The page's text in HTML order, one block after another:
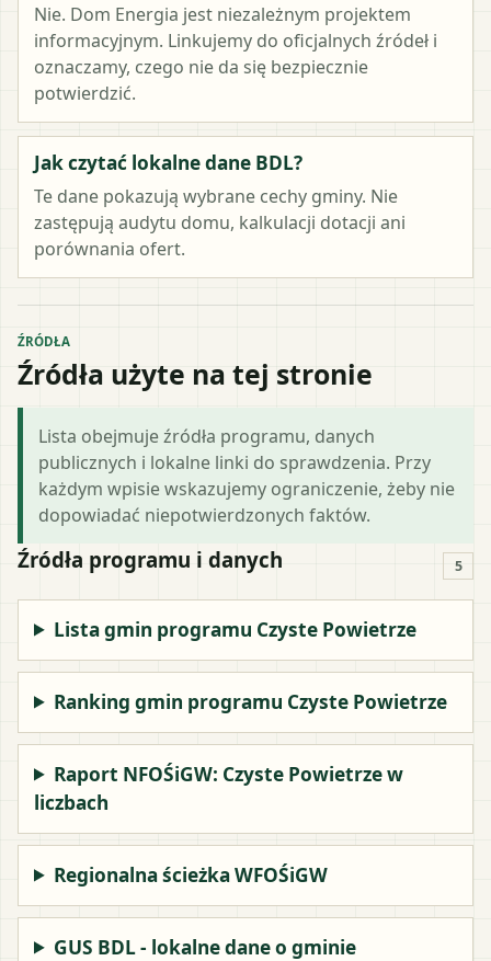
Nie. Dom Energia jest niezależnym projektem
informacyjnym. Linkujemy do oficjalnych źródeł i
oznaczamy, czego nie da się bezpiecznie
potwierdzić.
Jak czytać lokalne dane BDL?
Te dane pokazują wybrane cechy gminy. Nie
zastępują audytu domu, kalkulacji dotacji ani
porównania ofert.
ŹRÓDŁA
Źródła użyte na tej stronie
Lista obejmuje źródła programu, danych
publicznych i lokalne linki do sprawdzenia. Przy
każdym wpisie wskazujemy ograniczenie, żeby nie
dopowiadać niepotwierdzonych faktów.
Źródła programu i danych 5
Lista gmin programu Czyste Powietrze
Ranking gmin programu Czyste Powietrze
Raport NFOŚiGW: Czyste Powietrze w
liczbach
Regionalna ścieżka WFOŚiGW
GUS BDL - lokalne dane o gminie